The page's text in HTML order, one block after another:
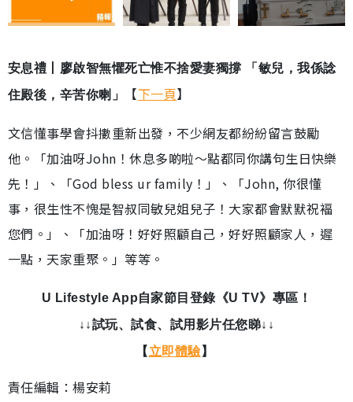
安息禮丨廖啟智無懼死亡惟不捨愛妻獨撐 「敏兒，我係諗
住殿後，辛苦你喇」
【下一頁】
文信懂事學會抖擻重新出發，不少網友都紛紛留言鼓勵
他。「加油呀John！休息多啲啦～點都同你講句生日快樂
先！」、「God bless ur family！」、「John, 你很懂
事，很生性不愧是智叔同敏兒姐兒子！大家都會默默祝褔
您們。」、「加油呀！好好照顧自己，好好照顧家人，遲
一點，天家重聚。」等等。
U Lifestyle App自家節目登錄《U TV》專區！
↓↓試玩、試食、試用影片任您睇↓↓
【 立即體驗】
責任編輯：楊安莉